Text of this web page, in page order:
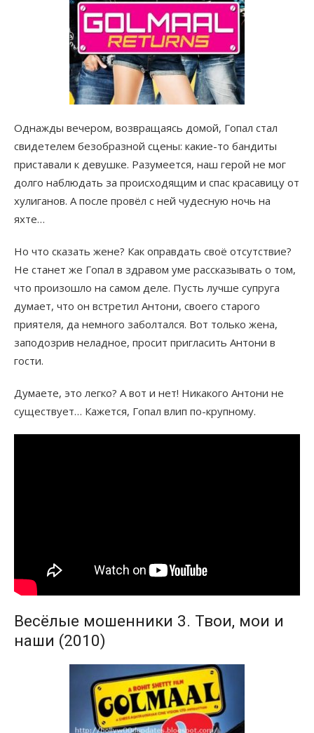
Однажды вечером, возвращаясь домой, Гопал стал
свидетелем безобразной сцены: какие-то бандиты
приставали к девушке. Разумеется, наш герой не мог
долго наблюдать за происходящим и спас красавицу от
хулиганов. А после провёл с ней чудесную ночь на
яхте…
Но что сказать жене? Как оправдать своё отсутствие?
Не станет же Гопал в здравом уме рассказывать о том,
что произошло на самом деле. Пусть лучше супруга
думает, что он встретил Антони, своего старого
приятеля, да немного заболтался. Вот только жена,
заподозрив неладное, просит пригласить Антони в
гости.
Думаете, это легко? А вот и нет! Никакого Антони не
существует… Кажется, Гопал влип по-крупному.
Весёлые мошенники 3. Твои, мои и
наши (2010)